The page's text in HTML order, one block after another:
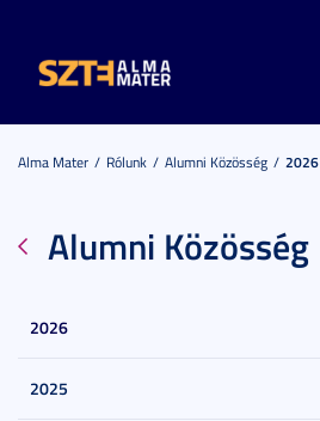
Alma Mater Rólunk Alumni Közösség 2026
Alumni Közösség
2026
2025